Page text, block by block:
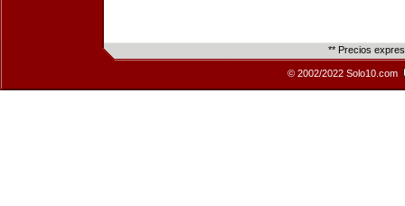
** Precios
© 2002/2022 Solo10.com